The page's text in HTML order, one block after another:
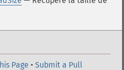
Page • Submit a Pull